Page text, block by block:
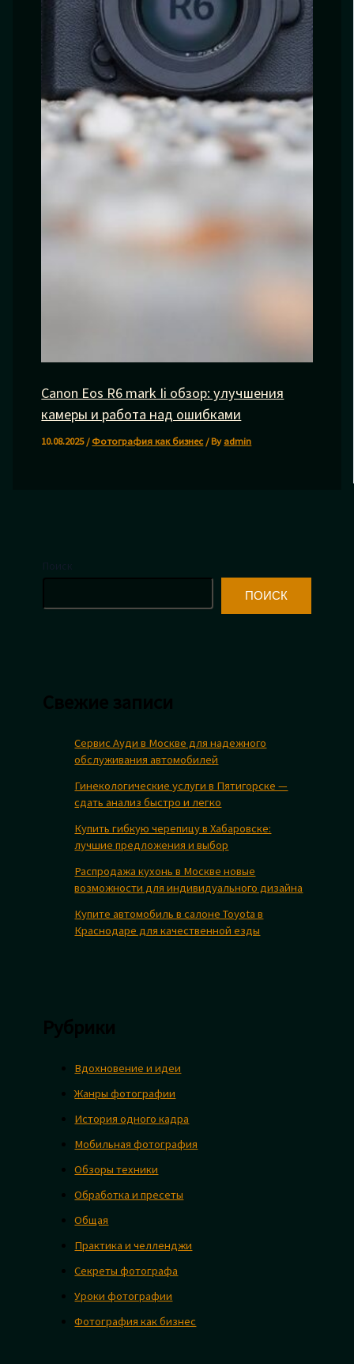
Canon Eos R6 mark Ii обзор: улучшения
камеры и работа над ошибками
10.08.2025/Фотография как бизнес / Byadmin
ПОИСК
Сервис Ауди в Москве для надежного
обслуживания автомобилей
Гинекологические услуги в Пятигорске —
сдать анализ быстро и легко
Купить гибкую черепицу в Хабаровске:
лучшие предложения и выбор
Распродажа кухонь в Москве новые
возможности для индивидуального дизайна
Купите автомобиль в салоне Toyota в
Краснодаре для качественной езды
Вдохновение и идеи
Жанры фотографии
История одного кадра
Мобильная фотография
Обзоры техники
Обработка и пресеты
Общая
Практика и челленджи
Секреты фотографа
Уроки фотографии
Фотография как бизнес